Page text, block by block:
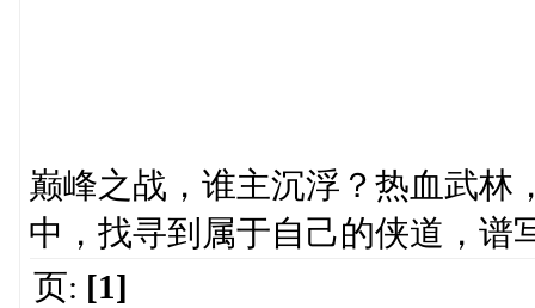
巅峰之战，谁主沉浮？热血武林
中，找寻到属于自己的侠道，谱
页: [1]